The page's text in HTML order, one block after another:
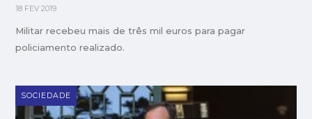
18 FEV 2019
Militar recebeu mais de três mil euros para pagar
policiamento realizado.
SOCIEDADE